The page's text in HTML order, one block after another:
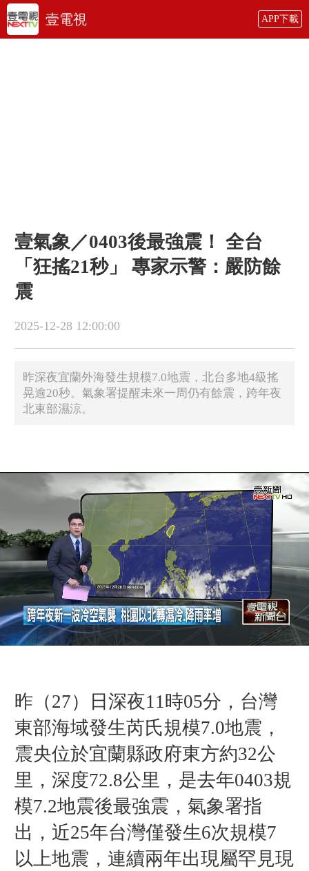
壹電視 APP下載
壹氣象／0403後最強震！ 全台
「狂搖21秒」 專家示警：嚴防餘
震
2025-12-28 12:00:00
昨深夜宜蘭外海發生規模7.0地震，北台多地4級搖
晃逾20秒。氣象署提醒未來一周仍有餘震，跨年夜
北東部濕涼。
昨（27）日 深夜11時05分，台灣
東部海域發生芮氏規模7.0地震，
震央位於宜蘭縣政府東方約32公
里，深度72.8公里，是去年0403規
模7.2地震後最強震，氣象署指
出，近25年台灣僅發生6次規模7
以上地震，連續兩年出現屬罕見現